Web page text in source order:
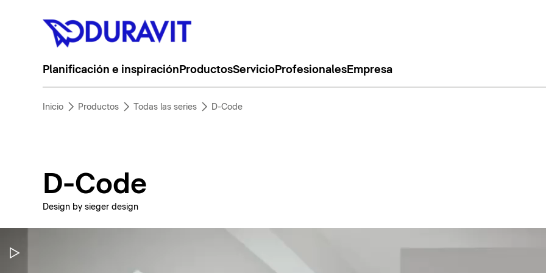
Planificación e inspiración ProductosServicioProfesionalesEmpresa
Inicio Productos Todas las series D-Code
D-Code
Design by sieger design
Pausar vídeo